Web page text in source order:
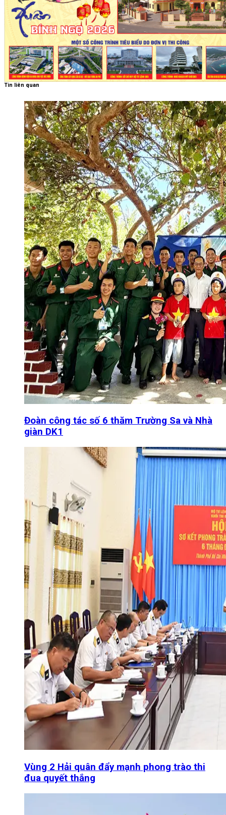
Tin liên quan
Đoàn công tác số 6 thăm Trường Sa và Nhà
giàn DK1
Vùng 2 Hải quân đẩy mạnh phong trào thi
đua quyết thắng